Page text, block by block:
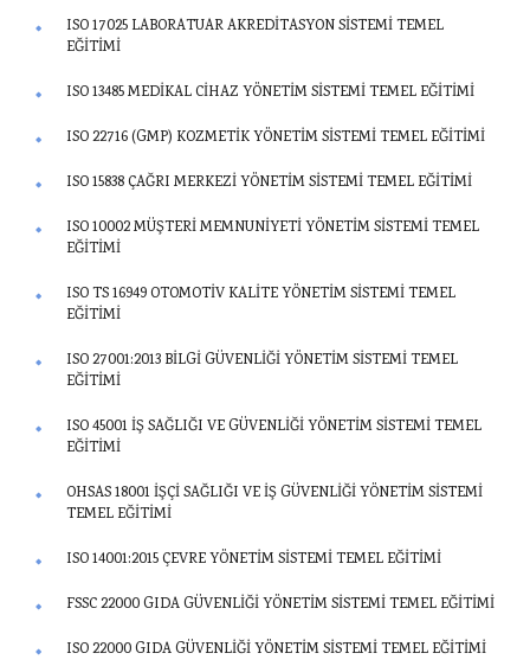
ISO 17025 LABORATUAR AKREDİTASYON SİSTEMİ TEMEL
EĞİTİMİ
ISO 13485 MEDİKAL CİHAZ YÖNETİM SİSTEMİ TEMEL EĞİTİMİ
ISO 22716 (GMP) KOZMETİK YÖNETİM SİSTEMİ TEMEL EĞİTİMİ
ISO 15838 ÇAĞRI MERKEZİ YÖNETİM SİSTEMİ TEMEL EĞİTİMİ
ISO 10002 MÜŞTERİ MEMNUNİYETİ YÖNETİM SİSTEMİ TEMEL
EĞİTİMİ
ISO TS 16949 OTOMOTİV KALİTE YÖNETİM SİSTEMİ TEMEL
EĞİTİMİ
ISO 27001:2013 BİLGİ GÜVENLİĞİ YÖNETİM SİSTEMİ TEMEL
EĞİTİMİ
ISO 45001 İŞ SAĞLIĞI VE GÜVENLİĞİ YÖNETİM SİSTEMİ TEMEL
EĞİTİMİ
OHSAS 18001 İŞÇİ SAĞLIĞI VE İŞ GÜVENLİĞİ YÖNETİM SİSTEMİ
TEMEL EĞİTİMİ
ISO 14001:2015 ÇEVRE YÖNETİM SİSTEMİ TEMEL EĞİTİMİ
FSSC 22000 GIDA GÜVENLİĞİ YÖNETİM SİSTEMİ TEMEL EĞİTİMİ
ISO 22000 GIDA GÜVENLİĞİ YÖNETİM SİSTEMİ TEMEL EĞİTİMİ